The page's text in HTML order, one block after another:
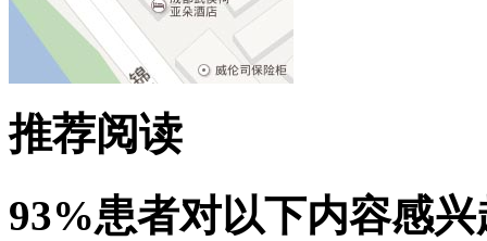
推荐阅读
93%患者对以下内容感兴